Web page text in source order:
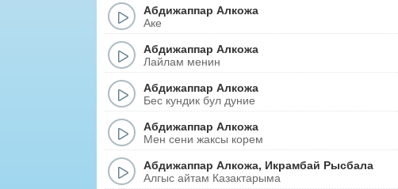
Абдижаппар Алкожа
Аке
Абдижаппар Алкожа
Лайлам менин
Абдижаппар Алкожа
Бес кундик бул дуние
Абдижаппар Алкожа
Мен сени жаксы корем
Абдижаппар Алкожа, Икрамбай Рысбала
Алгыс айтам Казактарыма